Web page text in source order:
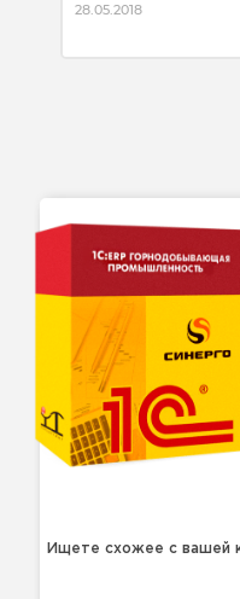
28.05.2018
Ищете схожее с вашей